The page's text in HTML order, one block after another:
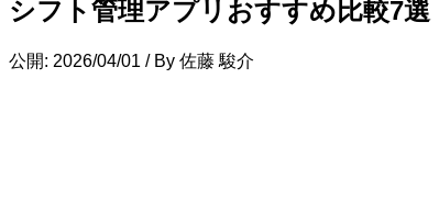
シフト管理アプリおすすめ比較7
公開: 2026/04/01 / By 佐藤 駿介